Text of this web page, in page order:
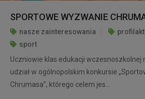
SPORTOWE WYZWANIE
nasze zainteresowania
sport
Uczniowie klas edukacji wczesnoszkolnej
udział w ogólnopolskim konkursie
Chrumasa”, którego celem jes...